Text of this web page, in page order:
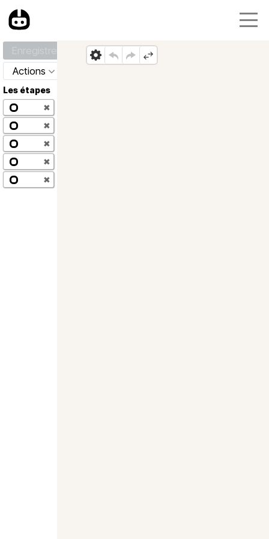
Actions
Les étapes
✖
✖
✖
✖
✖